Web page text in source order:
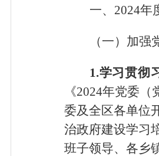
一、2024年
（一）加
1.学习贯彻
《2024年党委
委及全区各单位
治政府建设学习
班子领导、各乡